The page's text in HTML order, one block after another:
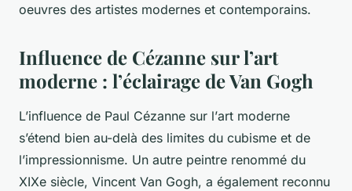
oeuvres des artistes modernes et contemporains.
Influence de Cézanne sur l’art
moderne : l’éclairage de Van Gogh
L’influence de Paul Cézanne sur l’art moderne
s’étend bien au-delà des limites du cubisme et de
l’impressionnisme. Un autre peintre renommé du
XIXe siècle, Vincent Van Gogh, a également reconnu